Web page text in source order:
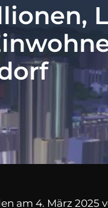
am 4. März